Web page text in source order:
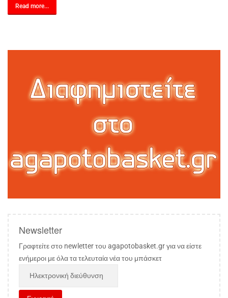
Read more...
Newsletter
Γραφτείτε στο newletter του agapotobasket.gr για να είστε
ενήμεροι με όλα τα τελευταία νέα του μπάσκετ